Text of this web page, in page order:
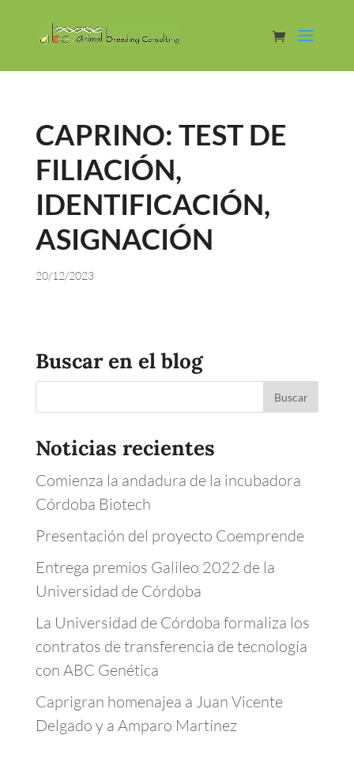
CAPRINO: TEST DE
FILIACIÓN,
IDENTIFICACIÓN,
ASIGNACIÓN
20/12/2023
Buscar en el blog
Noticias recientes
Comienza la andadura de la incubadora
Córdoba Biotech
Presentación del proyecto Coemprende
Entrega premios Galileo 2022 de la
Universidad de Córdoba
La Universidad de Córdoba formaliza los
contratos de transferencia de tecnología
con ABC Genética
Caprigran homenajea a Juan Vicente
Delgado y a Amparo Martínez